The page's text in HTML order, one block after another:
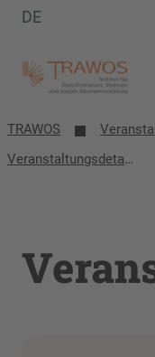
DE
TRAWOS
Veranstaltungsdetails